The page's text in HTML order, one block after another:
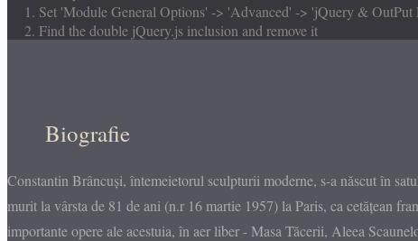
1. Set 'Module General Options' -> 'Advanced' -> 'jQuery & OutPut
2. Find the double jQuery.js inclusion and remove it
Biografie
Constantin Brâncuși, întemeietorul sculpturii moderne, s-a născut în
murit la vârsta de 81 de ani (n.r 16 martie 1957) la Paris, ca cetățean
importante opere ale acestuia, în aer liber - Masa Tăcerii, Aleea